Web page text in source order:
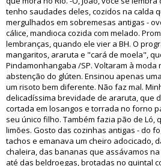
tenho saudades deles, cozidos na calda
mergulhados em sobremesas antigas -
cálice, mandioca cozida com melado.
lembranças, quando ele vier a BH. O
mangaritos, araruta e "cará de moela",
Pindamonhangaba /SP. Voltaram à moda
abstenção do glúten. Ensinou apenas
um risoto bem diferente. Não faz mal.
delicadíssima brevidade de araruta, que
cortada em losangos e torrada no forno
seu único filho. Também fazia pão de Ló,
limões. Gosto das cozinhas antigas - do
tachos e emanava um cheiro adocicado,
chaleira, das bananas que assávamos
até das beldroegas, brotadas no quintal